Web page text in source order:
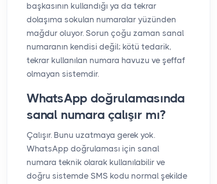
başkasının kullandığı ya da tekrar
dolaşıma sokulan numaralar yüzünden
mağdur oluyor. Sorun çoğu zaman sanal
numaranın kendisi değil; kötü tedarik,
tekrar kullanılan numara havuzu ve şeffaf
olmayan sistemdir.
WhatsApp doğrulamasında
sanal numara çalışır mı?
Çalışır. Bunu uzatmaya gerek yok.
WhatsApp doğrulaması için sanal
numara teknik olarak kullanılabilir ve
doğru sistemde SMS kodu normal şekilde